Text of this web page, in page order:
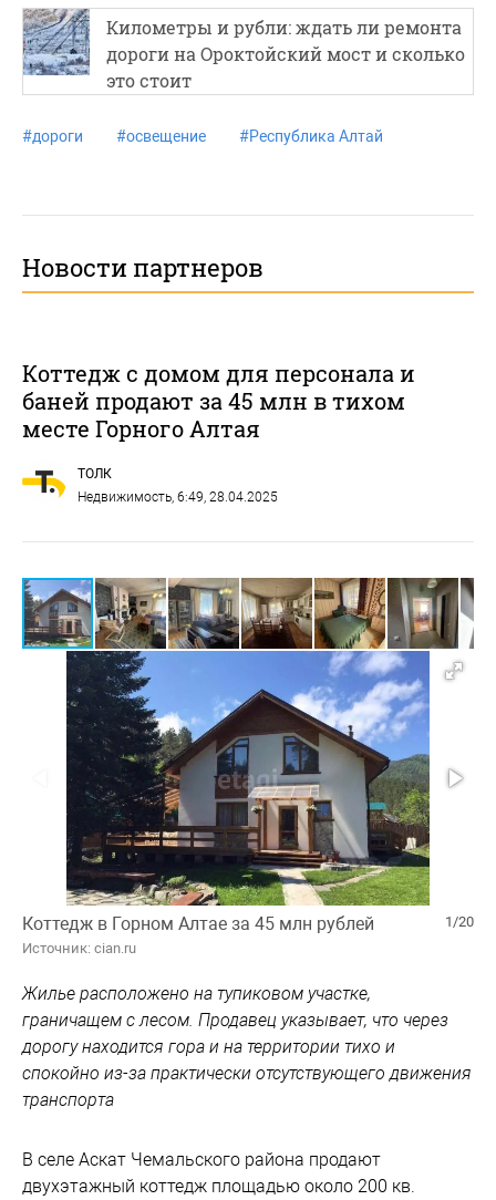
Километры и рубли: ждать ли ремонта
дороги на Ороктойский мост и сколько
это стоит
#дороги #освещение #Республика Алтай
Новости партнеров
Коттедж с домом для персонала и
баней продают за 45 млн в тихом
месте Горного Алтая
ТОЛК
Недвижимость , 6:49, 28.04.2025
1/20
Коттедж в Горном Алтае за 45 млн рублей
Источник: cian.ru
Жилье расположено на тупиковом участке,
граничащем с лесом. Продавец указывает, что через
дорогу находится гора и на территории тихо и
спокойно из-за практически отсутствующего движения
транспорта
В селе Аскат Чемальского района продают
двухэтажный коттедж площадью около 200 кв.